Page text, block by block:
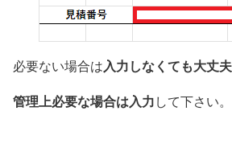
必要ない場合は入力しなくても大丈夫
管理上必要な場合は入力して下さい。